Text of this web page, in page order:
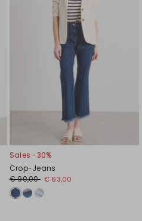
Sales -30%
Crop-Jeans
€ 90,00 € 63,00